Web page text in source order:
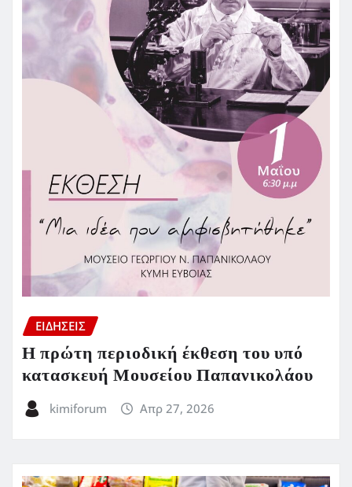
ΕΙΔΗΣΕΙΣ
Η πρώτη περιοδική έκθεση του υπό
κατασκευή Μουσείου Παπανικολάου
kimiforum Απρ 27, 2026